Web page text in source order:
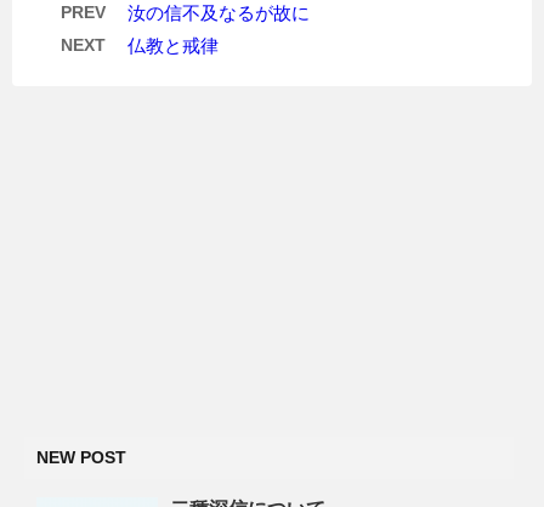
PREV 汝の信不及なるが故に
NEXT 仏教と戒律
NEW POST